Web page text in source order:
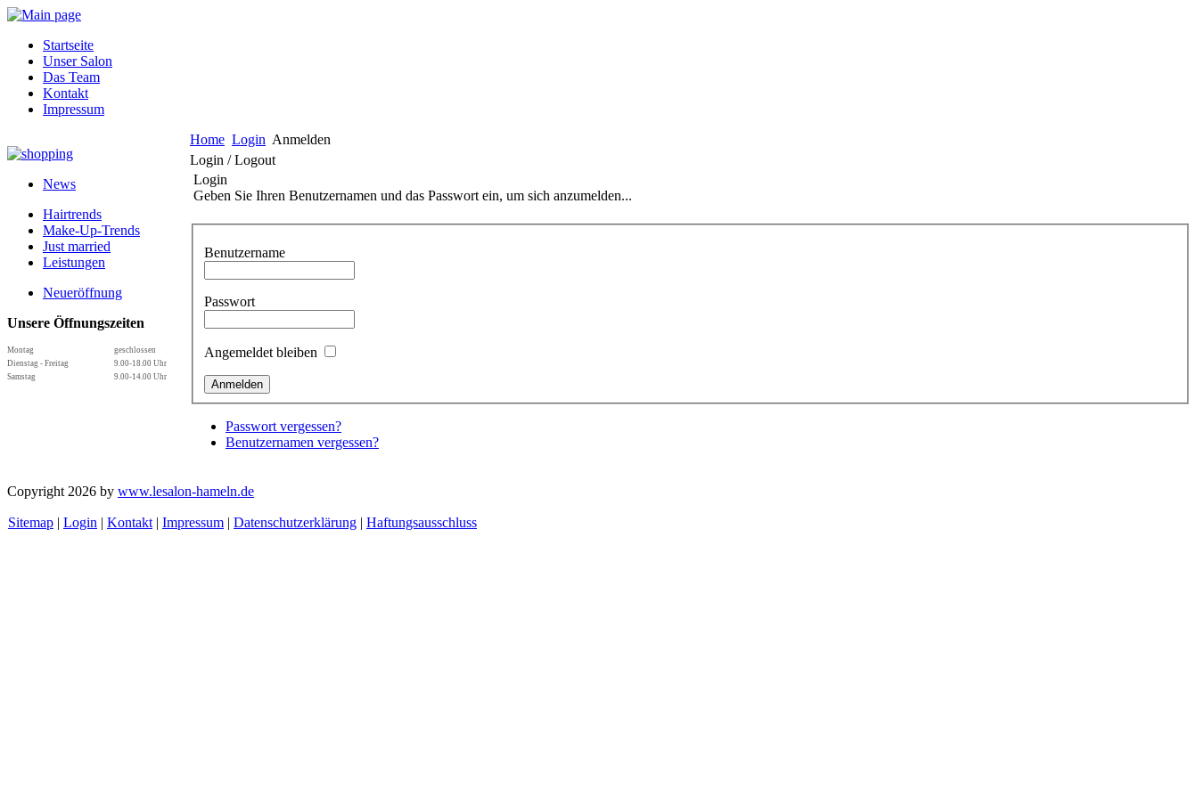
Startseite
Unser Salon
Das Team
Kontakt
Impressum
News
Hairtrends
Make-Up-Trends
Just married
Leistungen
Neueröffnung
Unsere Öffnungszeiten
Montag
geschlossen
Dienstag - Freitag
9.00-18.00 Uhr
Samstag
9.00-14.00 Uhr
Home Login Anmelden
Login / Logout
Login
Geben Sie Ihren Benutzernamen und das Passwort ein, um sich anzumelden...
Benutzername
Passwort
Angemeldet bleiben
Passwort vergessen?
Benutzernamen vergessen?
Copyright 2026 by www.lesalon-hameln.de
Sitemap | Login | Kontakt | Impressum | Datenschutzerklärung | Haftungsausschluss